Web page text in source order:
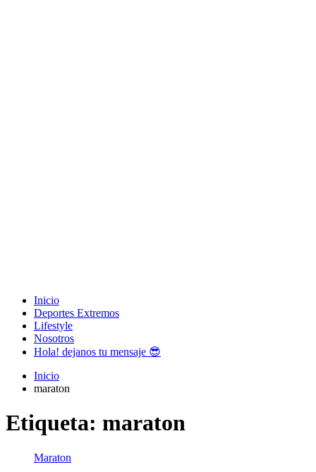
Inicio
Deportes Extremos
Lifestyle
Nosotros
Hola! dejanos tu mensaje 😎
Inicio
maraton
Etiqueta: maraton
Maraton